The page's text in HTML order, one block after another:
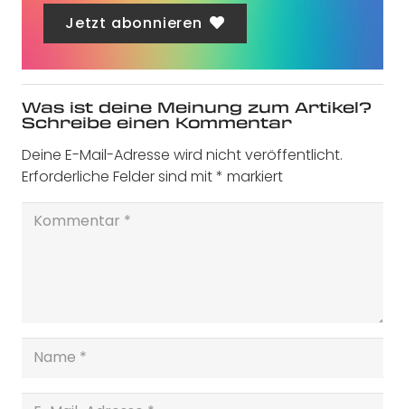
Jetzt abonnieren
Was ist deine Meinung zum Artikel?
Schreibe einen Kommentar
Deine E-Mail-Adresse wird nicht veröffentlicht.
Erforderliche Felder sind mit* markiert